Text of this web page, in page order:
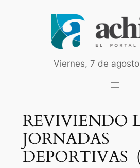
Viernes, 7 de
REVIVIENDO
JORNADAS
DEPORTIVAS